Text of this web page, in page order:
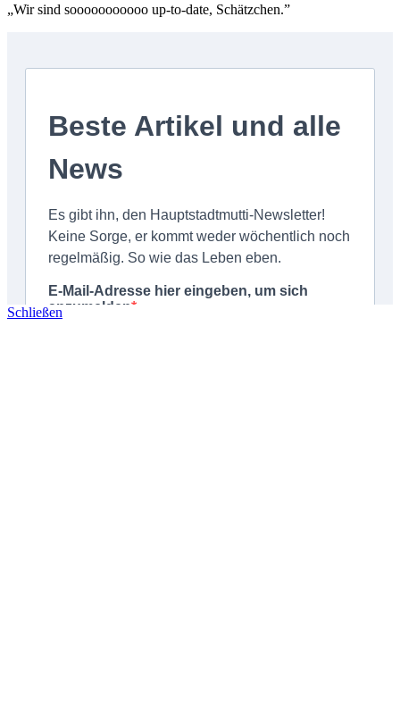
„Wir sind sooooooooooo up-to-date, Schätzchen.”
Schließen